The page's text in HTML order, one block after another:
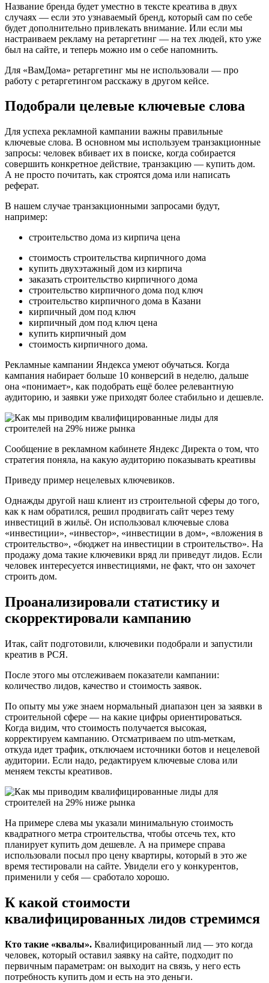
Название бренда будет уместно в тексте креатива в двух
случаях — если это узнаваемый бренд, который сам по себе
будет дополнительно привлекать внимание. Или если мы
настраиваем рекламу на ретаргетинг — на тех людей, кто уже
был на сайте, и теперь можно им о себе напомнить.
Для «ВамДома» ретаргетинг мы не использовали — про
работу с ретаргетингом расскажу в другом кейсе.
Подобрали целевые ключевые слова
Для успеха рекламной кампании важны правильные
ключевые слова. В основном мы используем транзакционные
запросы: человек вбивает их в поиске, когда собирается
совершить конкретное действие, транзакцию — купить дом.
А не просто почитать, как строятся дома или написать
реферат.
В нашем случае транзакционными запросами будут,
например:
строительство дома из кирпича цена
стоимость строительства кирпичного дома
купить двухэтажный дом из кирпича
заказать строительство кирпичного дома
строительство кирпичного дома под ключ
строительство кирпичного дома в Казани
кирпичный дом под ключ
кирпичный дом под ключ цена
купить кирпичный дом
стоимость кирпичного дома.
Рекламные кампании Яндекса умеют обучаться. Когда
кампания набирает больше 10 конверсий в неделю, дальше
она «понимает», как подобрать ещё более релевантную
аудиторию, и заявки уже приходят более стабильно и дешевле.
Сообщение в рекламном кабинете Яндекс Директа о том, что
стратегия поняла, на какую аудиторию показывать креативы
Приведу пример нецелевых ключевиков.
Однажды другой наш клиент из строительной сферы до того,
как к нам обратился, решил продвигать сайт через тему
инвестиций в жильё. Он использовал ключевые слова
«инвестиции», «инвестор», «инвестиции в дом», «вложения в
строительство», «бюджет на инвестиции в строительство». На
продажу дома такие ключевики вряд ли приведут лидов. Если
человек интересуется инвестициями, не факт, что он захочет
строить дом.
Проанализировали статистику и
скорректировали кампанию
Итак, сайт подготовили, ключевики подобрали и запустили
креатив в РСЯ.
После этого мы отслеживаем показатели кампании:
количество лидов, качество и стоимость заявок.
По опыту мы уже знаем нормальный диапазон цен за заявки в
строительной сфере — на какие цифры ориентироваться.
Когда видим, что стоимость получается высокая,
корректируем кампанию. Отсматриваем по utm-меткам,
откуда идет трафик, отключаем источники ботов и нецелевой
аудитории. Если надо, редактируем ключевые слова или
меняем тексты креативов.
На примере слева мы указали минимальную стоимость
квадратного метра строительства, чтобы отсечь тех, кто
планирует купить дом дешевле. А на примере справа
использовали посыл про цену квартиры, который в это же
время тестировали на сайте. Увидели его у конкурентов,
применили у себя — сработало хорошо.
К какой стоимости
квалифицированных лидов стремимся
Кто такие «квалы». Квалифицированный лид — это когда
человек, который оставил заявку на сайте, подходит по
первичным параметрам: он выходит на связь, у него есть
потребность купить дом и есть на это деньги.